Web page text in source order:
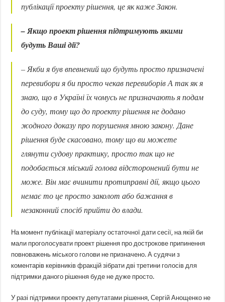
публікації проекту рішення, це як каже Закон.
– Якщо проект рішення підтримують якими
будуть Ваші дії?
– Якби я був впевнений що будуть просто призначені
перевибори я би просто чекав перевиборів А так як я
знаю, що в Україні їх чомусь не призначають я подам
до суду, тому що до проекту рішення не додано
жодного доказу про порушення мною закону. Дане
рішення буде скасовано, тому що ви можете
глянути судову практику, просто так що не
подобається міський голова відсторонений бути не
може. Він має вчинити протиправні дії, якщо цього
немає то це просто заколот або бажання в
незаконний спосіб прийти до влади.
На момент публікації матеріалу остаточної дати сесії, на якій би
мали проголосувати проект рішення про дострокове припинення
повноважень міського голови не призначено. А судячи з
коментарів керівників фракцій зібрати дві третини голосів для
підтримки даного рішення буде не дуже просто.
У разі підтримки проекту депутатами рішення, Сергій Анощенко не